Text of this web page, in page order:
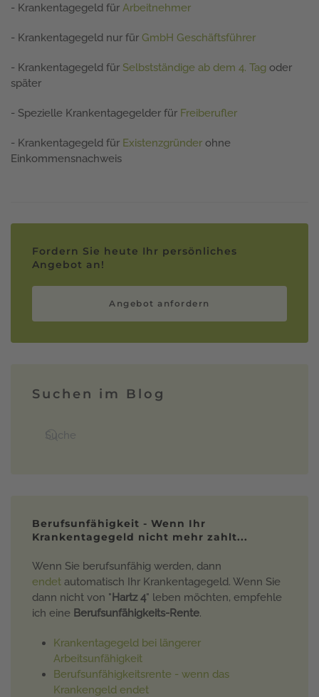
- Krankentagegeld für Arbeitnehmer
- Krankentagegeld nur für GmbH Geschäftsführer
- Krankentagegeld für Selbstständige ab dem 4. Tag oder
später
- Spezielle Krankentagegelder für Freiberufler
- Krankentagegeld für Existenzgründer ohne
Einkommensnachweis
Fordern Sie heute Ihr persönliches
Angebot an!
Angebot anfordern
Suchen im Blog
Berufsunfähigkeit - Wenn Ihr
Krankentagegeld nicht mehr zahlt...
Wenn Sie berufsunfähig werden, dann
endet automatisch Ihr Krankentagegeld. Wenn Sie
dann nicht von " Hartz 4" leben möchten, empfehle
ich eine Berufsunfähigkeits-Rente.
Krankentagegeld bei längerer
Arbeitsunfähigkeit
Berufsunfähigkeitsrente - wenn das
Krankengeld endet